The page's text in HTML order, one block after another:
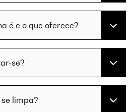
é e o que oferece?
se?
limpa?